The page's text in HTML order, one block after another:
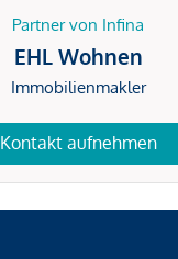
Partner von Infina
EHL Wohnen
Immobilienmakler
Kontakt aufnehmen